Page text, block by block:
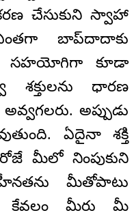
చేసుకుని స్వాహా
బాప్‌దాదాకు
సహయోగిగా కూడా
ధారణ
అప్పుడు
ఏదైనా శక్తి
మీలో నింపుకుని
మీతోపాటు
కేవలం మీరు మీ